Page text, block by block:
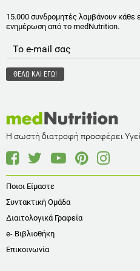
15.000 συνδρομητές λαμβάνουν κάθε
ενημέρωση από το medNutrition.
Η σωστή διατροφή προσφέρει
Ποιοι Είμαστε
Συντακτική Ομάδα
Διαιτολογικά Γραφεία
e- Βιβλιοθήκη
Επικοινωνία